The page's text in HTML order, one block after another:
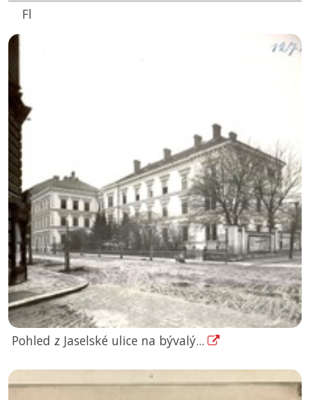
Fl
Pohled z Jaselské ulice na bývalý...